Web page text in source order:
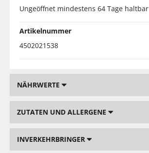
Ungeöffnet mindestens 64 Tage haltbar
Artikelnummer
4502021538
NÄHRWERTE
ZUTATEN UND ALLERGENE
INVERKEHRBRINGER